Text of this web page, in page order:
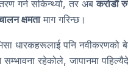
गर्न सकिन्थ्यो, तर अबकरोडौं
क्षमतामाग गरिन्छ।
धारकहरूलाई पनि नवीकरणको
रहेकोले, जापानमा